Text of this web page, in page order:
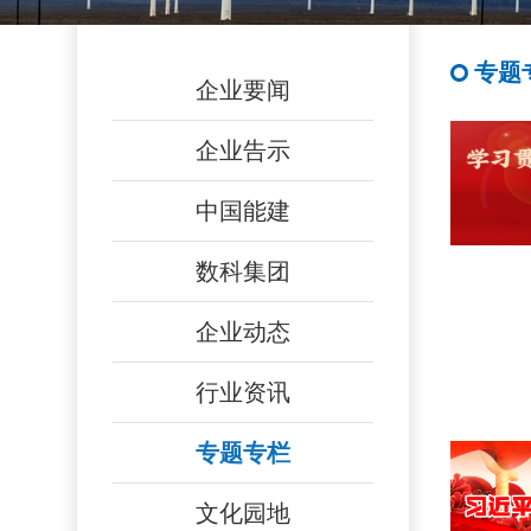
企业要闻
企业告示
中国能建
数科集团
企业动态
行业资讯
专题专栏
文化园地
专题